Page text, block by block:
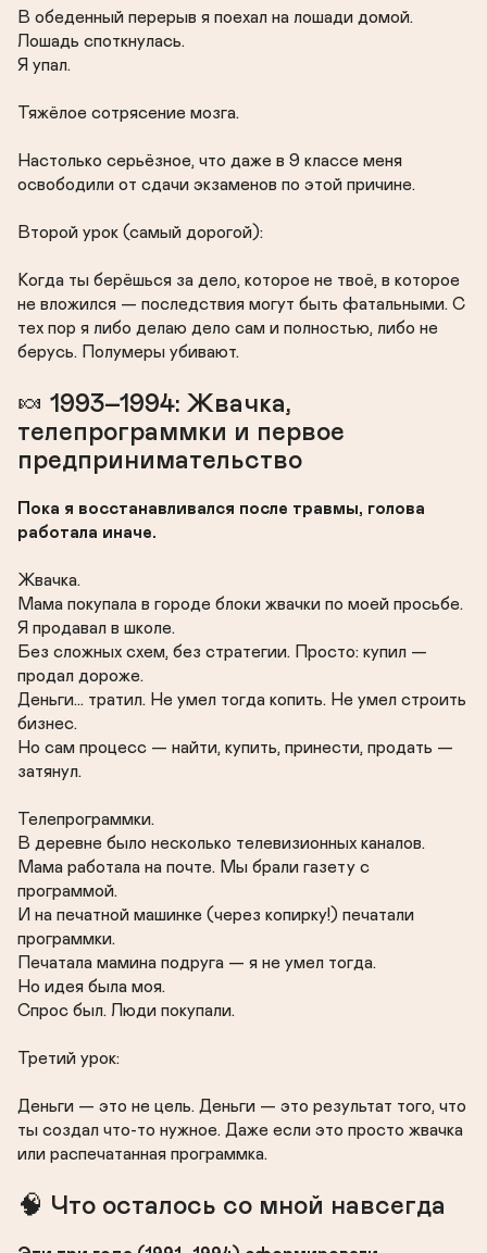
В обеденный перерыв я поехал на лошади домой.
Лошадь споткнулась.
Я упал.
Тяжёлое сотрясение мозга.
Настолько серьёзное, что даже в 9 классе меня
освободили от сдачи экзаменов по этой причине.
Второй урок (самый дорогой):
Когда ты берёшься за дело, которое не твоё, в которое
не вложился — последствия могут быть фатальными. С
тех пор я либо делаю дело сам и полностью, либо не
берусь. Полумеры убивают.
🍬 1993–1994: Жвачка,
телепрограммки и первое
предпринимательство
Пока я восстанавливался после травмы, голова
работала иначе.
Жвачка.
Мама покупала в городе блоки жвачки по моей просьбе.
Я продавал в школе.
Без сложных схем, без стратегии. Просто: купил —
продал дороже.
Деньги… тратил. Не умел тогда копить. Не умел строить
бизнес.
Но сам процесс — найти, купить, принести, продать —
затянул.
Телепрограммки.
В деревне было несколько телевизионных каналов.
Мама работала на почте. Мы брали газету с
программой.
И на печатной машинке (через копирку!) печатали
программки.
Печатала мамина подруга — я не умел тогда.
Но идея была моя.
Спрос был. Люди покупали.
Третий урок:
Деньги — это не цель. Деньги — это результат того, что
ты создал что-то нужное. Даже если это просто жвачка
или распечатанная программка.
🧠 Что осталось со мной навсегда